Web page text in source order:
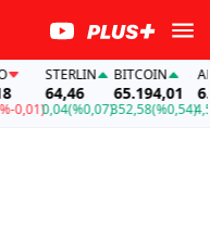
STERLIN
64,46
0,04(%0,07)
BITCOIN
65.194,01
352,58(%0,54)
ALTIN
4,53